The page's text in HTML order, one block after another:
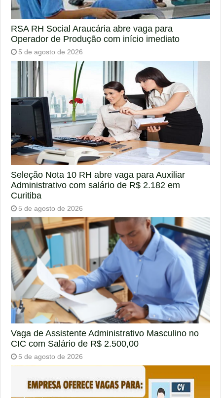
RSA RH Social Araucária abre vaga para
Operador de Produção com início imediato
5 de agosto de 2026
Seleção Nota 10 RH abre vaga para Auxiliar
Administrativo com salário de R$ 2.182 em
Curitiba
5 de agosto de 2026
Vaga de Assistente Administrativo Masculino no
CIC com Salário de R$ 2.500,00
5 de agosto de 2026